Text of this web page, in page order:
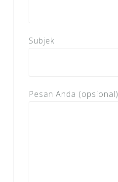
Subjek
Pesan Anda (opsional)